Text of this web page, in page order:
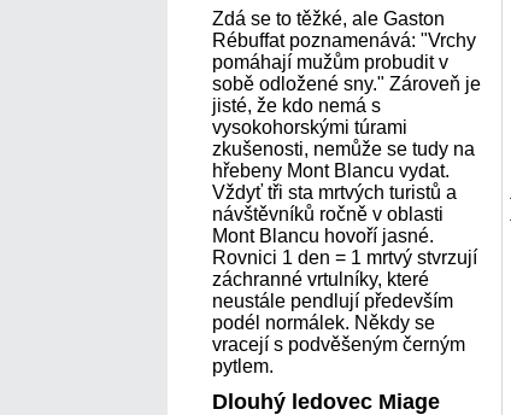
Zdá se to těžké, ale Gaston
Rébuffat poznamenává: "Vrchy
pomáhají mužům probudit v
sobě odložené sny." Zároveň je
jisté, že kdo nemá s
vysokohorskými túrami
zkušenosti, nemůže se tudy na
hřebeny Mont Blancu vydat.
Vždyť tři sta mrtvých turistů a
návštěvníků ročně v oblasti
Mont Blancu hovoří jasné.
Rovnici 1 den = 1 mrtvý stvrzují
záchranné vrtulníky, které
neustále pendlují především
podél normálek. Někdy se
vracejí s podvěšeným černým
pytlem.
Dlouhý ledovec Miage